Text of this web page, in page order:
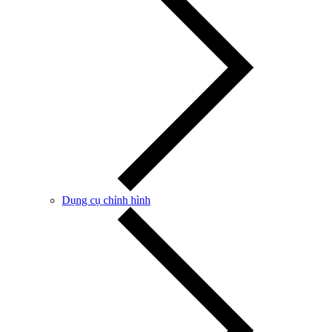
Dụng cụ chỉnh hình